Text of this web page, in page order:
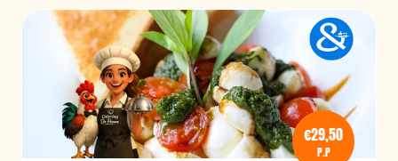
€29,50
P.P